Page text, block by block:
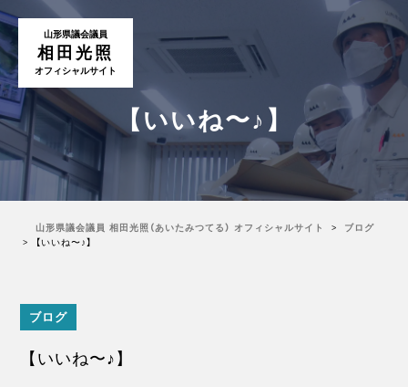
山形県議会議員
相田光照
オフィシャルサイト
【いいね〜♪】
山形県議会議員 相田光照（あいたみつてる） オフィシャルサイト
ブログ
【いいね〜♪】
ブログ
【いいね〜♪】